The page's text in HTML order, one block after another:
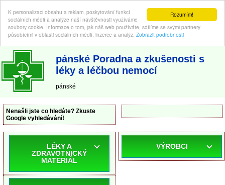
Rozumím!
K personalizaci obsahu a reklam, poskytování funkcí
sociálních médií a analýze naší návštěvnosti využíváme
soubory cookie. Informace o tom, jak náš web používáte, sdílíme se svými partnery
působícími v oblasti sociálních médií, inzerce a analýz. Zobrazit podrobnosti
ABC-LEKARNA.cz | Poradna a zkušenosti s léky a léčbou nemocí
pánské Poradna a zkušenosti s
léky a léčbou nemocí
pánské
Nenašli jste co hledáte? Zkuste
Google vyhledávání!
LÉKY A
ZDRAVOTNICKÝ
MATERIÁL
VÝROBCI